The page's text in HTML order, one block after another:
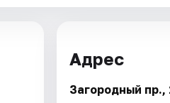
Адрес
Загородный пр.,